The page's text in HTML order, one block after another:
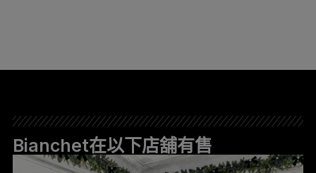
Bianchet在以下店舖有售